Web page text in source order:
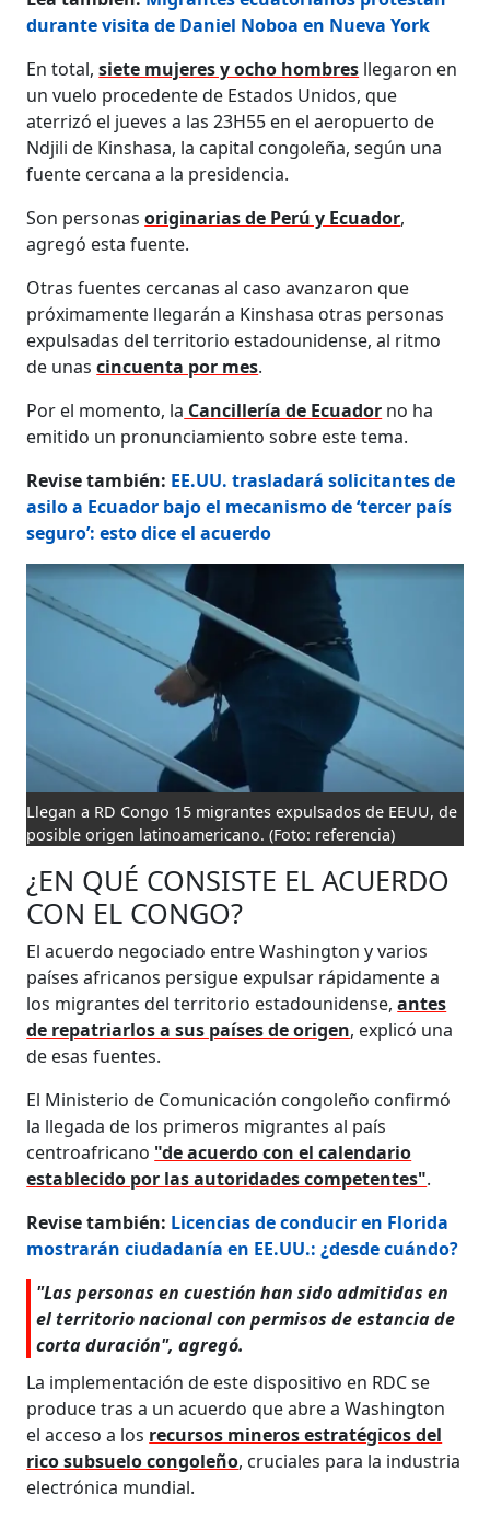
durante visita de Daniel Noboa en Nueva York
En total,siete mujeres y ocho hombres llegaron en
un vuelo procedente de Estados Unidos, que
aterrizó el jueves a las 23H55 en el aeropuerto de
Ndjili de Kinshasa, la capital congoleña, según una
fuente cercana a la presidencia.
Son personasoriginarias de Perú y Ecuador,
agregó esta fuente.
Otras fuentes cercanas al caso avanzaron que
próximamente llegarán a Kinshasa otras personas
expulsadas del territorio estadounidense, al ritmo
de unascincuenta por mes.
Por el momento, la Cancillería de Ecuador no ha
emitido un pronunciamiento sobre este tema.
Revise también: EE.UU. trasladará solicitantes de
asilo a Ecuador bajo el mecanismo de ‘tercer país
seguro’: esto dice el acuerdo
Llegan a RD Congo 15 migrantes expulsados de EEUU, de
posible origen latinoamericano.(Foto: referencia)
¿EN QUÉ CONSISTE EL ACUERDO
CON EL CONGO?
El acuerdo negociado entre Washington y varios
países africanos persigue expulsar rápidamente a
los migrantes del territorio estadounidense,antes
de repatriarlos a sus países de origen, explicó una
de esas fuentes.
El Ministerio de Comunicación congoleño confirmó
la llegada de los primeros migrantes al país
centroafricano "de acuerdo con el calendario
establecido por las autoridades competentes".
Revise también: Licencias de conducir en Florida
mostrarán ciudadanía en EE.UU.: ¿desde cuándo?
"Las personas en cuestión han sido admitidas en
el territorio nacional con permisos de estancia de
corta duración", agregó.
La implementación de este dispositivo en RDC se
produce tras a un acuerdo que abre a Washington
el acceso a los recursos mineros estratégicos del
rico subsuelo congoleño, cruciales para la industria
electrónica mundial.